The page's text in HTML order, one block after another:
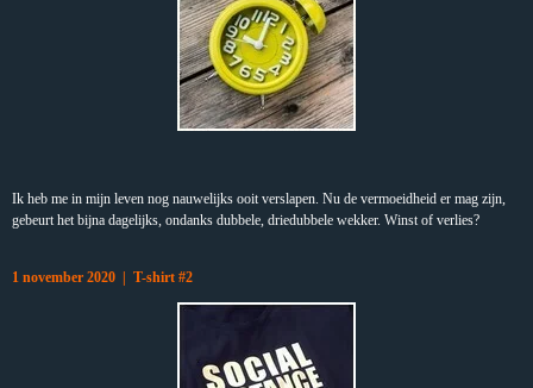
Ik heb me in mijn leven nog nauwelijks ooit verslapen. Nu de vermoeidheid er mag zijn,
gebeurt het bijna dagelijks, ondanks dubbele, driedubbele wekker. Winst of verlies?
1 november 2020 | T-shirt #2